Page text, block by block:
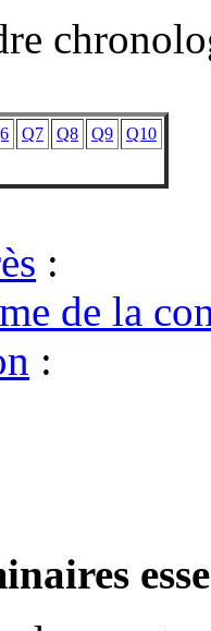
Q7 Q8 Q9
Q10
:
de la
: